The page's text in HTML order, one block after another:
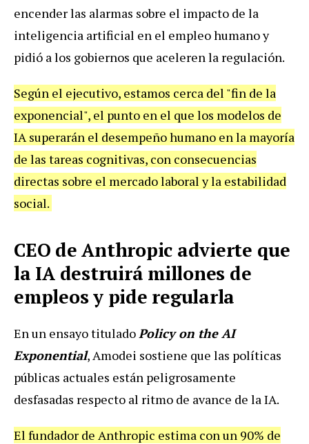
encender las alarmas sobre el impacto de la
inteligencia artificial en el empleo humano y
pidió a los gobiernos que aceleren la regulación.
Según el ejecutivo, estamos cerca del "fin de la
exponencial", el punto en el que los modelos de
IA superarán el desempeño humano en la mayoría
de las tareas cognitivas, con consecuencias
directas sobre el mercado laboral y la estabilidad
social.
CEO de Anthropic advierte que
la IA destruirá millones de
empleos y pide regularla
En un ensayo tituladoPolicy on the AI
Exponential, Amodei sostiene que las políticas
públicas actuales están peligrosamente
desfasadas respecto al ritmo de avance de la IA.
El fundador de Anthropic estima con un 90% de